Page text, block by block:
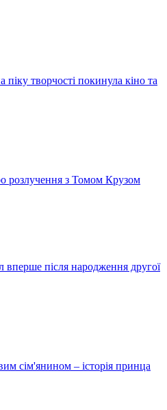
творчості покинула кіно та
розлучення з Томом Крузом
після народження другої
сім'янином – історія принца